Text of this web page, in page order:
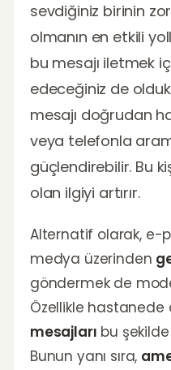
sevdiğiniz birinin
olmanın en etkili
bu mesajı iletmek
edeceğiniz de
mesajı doğrudan
veya telefonla
güçlendirebilir. Bu
olan ilgiyi artırır.
Alternatif olarak, e-
medya üzerinden
göndermek de
Özellikle hastanede
mesajları bu
Bunun yanı sıra,